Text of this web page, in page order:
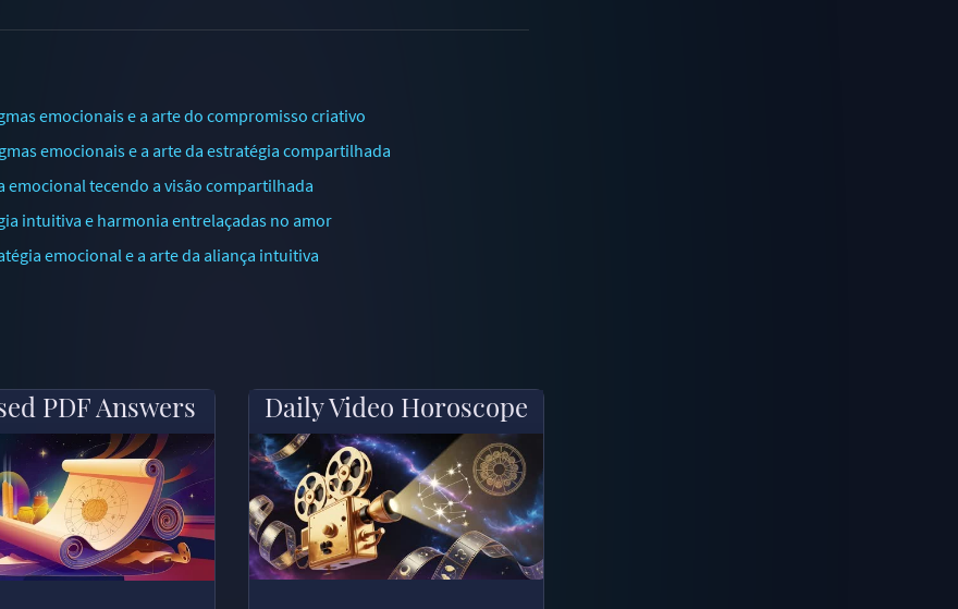
emocionais e a arte do compromisso criativo
emocionais e a arte da estratégia compartilhada
emocional tecendo a visão compartilhada
intuitiva e harmonia entrelaçadas no amor
emocional e a arte da aliança intuitiva
PDF Answers Daily Video Horoscope